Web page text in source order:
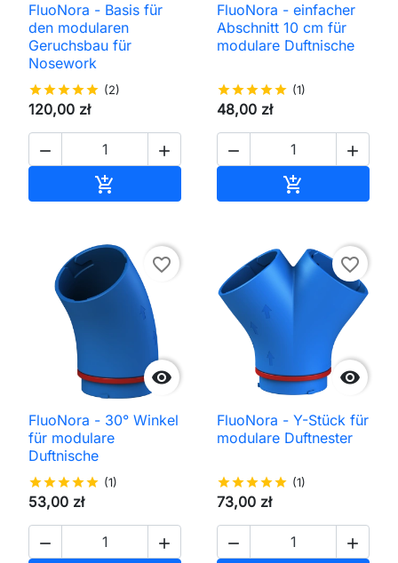
FluoNora - Basis für
den modularen
Geruchsbau für
Nosework
starstarstarstarstar (2)
120,00 zł
 

FluoNora - einfacher
Abschnitt 10 cm für
modulare Duftnische
starstarstarstarstar (1)
48,00 zł
 


favorite_border
FluoNora - 30° Winkel
für modulare
Duftnische
starstarstarstarstar (1)
53,00 zł
 

favorite_border
FluoNora - Y-Stück für
modulare Duftnester
starstarstarstarstar (1)
73,00 zł
 